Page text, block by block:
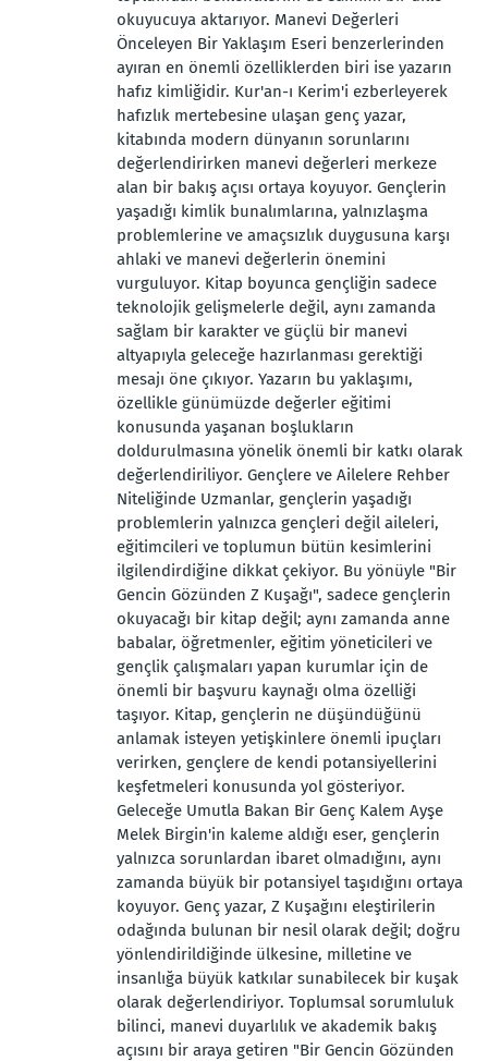
okuyucuya aktarıyor. Manevi Değerleri
Önceleyen Bir Yaklaşım Eseri benzerlerinden
ayıran en önemli özelliklerden biri ise yazarın
hafız kimliğidir. Kur'an-ı Kerim'i ezberleyerek
hafızlık mertebesine ulaşan genç yazar,
kitabında modern dünyanın sorunlarını
değerlendirirken manevi değerleri merkeze
alan bir bakış açısı ortaya koyuyor. Gençlerin
yaşadığı kimlik bunalımlarına, yalnızlaşma
problemlerine ve amaçsızlık duygusuna karşı
ahlaki ve manevi değerlerin önemini
vurguluyor. Kitap boyunca gençliğin sadece
teknolojik gelişmelerle değil, aynı zamanda
sağlam bir karakter ve güçlü bir manevi
altyapıyla geleceğe hazırlanması gerektiği
mesajı öne çıkıyor. Yazarın bu yaklaşımı,
özellikle günümüzde değerler eğitimi
konusunda yaşanan boşlukların
doldurulmasına yönelik önemli bir katkı olarak
değerlendiriliyor. Gençlere ve Ailelere Rehber
Niteliğinde Uzmanlar, gençlerin yaşadığı
problemlerin yalnızca gençleri değil aileleri,
eğitimcileri ve toplumun bütün kesimlerini
ilgilendirdiğine dikkat çekiyor. Bu yönüyle "Bir
Gencin Gözünden Z Kuşağı", sadece gençlerin
okuyacağı bir kitap değil; aynı zamanda anne
babalar, öğretmenler, eğitim yöneticileri ve
gençlik çalışmaları yapan kurumlar için de
önemli bir başvuru kaynağı olma özelliği
taşıyor. Kitap, gençlerin ne düşündüğünü
anlamak isteyen yetişkinlere önemli ipuçları
verirken, gençlere de kendi potansiyellerini
keşfetmeleri konusunda yol gösteriyor.
Geleceğe Umutla Bakan Bir Genç Kalem Ayşe
Melek Birgin'in kaleme aldığı eser, gençlerin
yalnızca sorunlardan ibaret olmadığını, aynı
zamanda büyük bir potansiyel taşıdığını ortaya
koyuyor. Genç yazar, Z Kuşağını eleştirilerin
odağında bulunan bir nesil olarak değil; doğru
yönlendirildiğinde ülkesine, milletine ve
insanlığa büyük katkılar sunabilecek bir kuşak
olarak değerlendiriyor. Toplumsal sorumluluk
bilinci, manevi duyarlılık ve akademik bakış
açısını bir araya getiren "Bir Gencin Gözünden